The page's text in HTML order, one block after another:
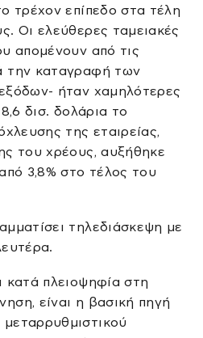
τρέχον επίπεδο στα τέλη
Οι ελεύθερες ταμειακές
απομένουν από τις
την καταγραφή των
ήταν χαμηλότερες
δισ. δολάρια το
της εταιρείας,
του χρέους, αυξήθηκε
3,8% στο τέλος του
τηλεδιάσκεψη με
κατά πλειοψηφία στη
είναι η βασική πηγή